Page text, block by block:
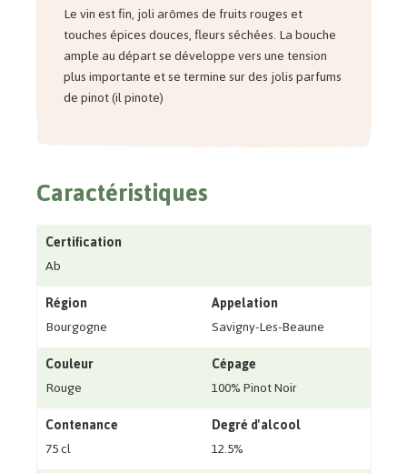
Le vin est fin, joli arômes de fruits rouges et
touches épices douces, fleurs séchées. La bouche
ample au départ se développe vers une tension
plus importante et se termine sur des jolis parfums
de pinot (il pinote)
Caractéristiques
Certification
Ab
Région
Bourgogne
Appelation
Savigny-Les-Beaune
Couleur
Rouge
Cépage
100% Pinot Noir
Contenance
75 cl
Degré d'alcool
12.5%